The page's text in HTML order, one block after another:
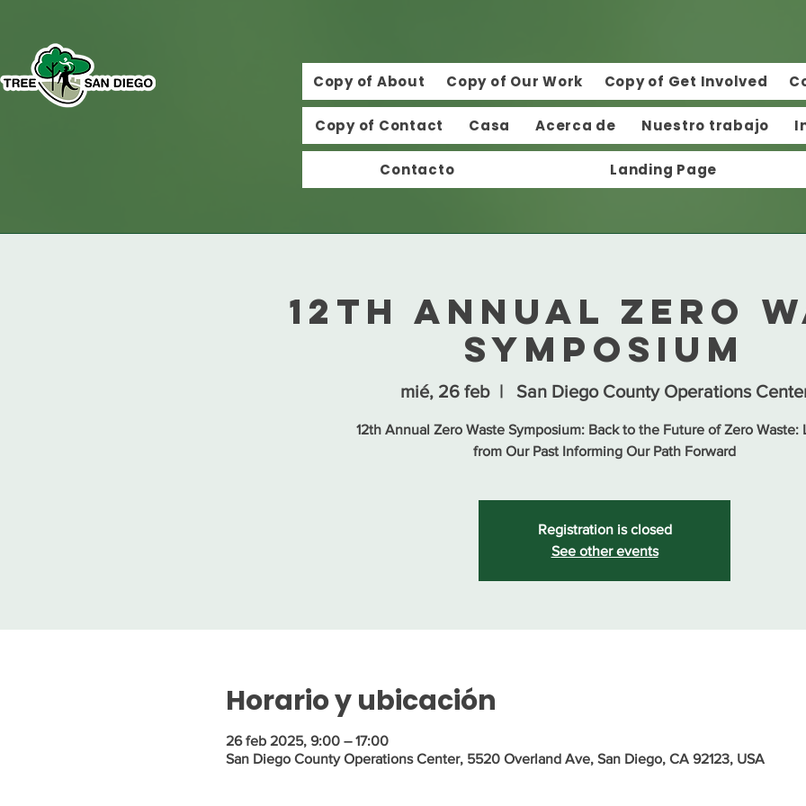
Copy of About Copy of Our Work Copy of Get Involved
Copy of Contact Casa Acerca de Nuestro trabajo
Contacto Landing Page
12th Annual Zero
Symposium
mié, 26 feb
  |
San Diego County Operations
12th Annual Zero Waste Symposium: Back to the Future of Zero Waste:
from Our Past Informing Our Path Forward
Registration is closed
See other events
Horario y ubicación
26 feb 2025, 9:00 – 17:00
San Diego County Operations Center, 5520 Overland Ave, San Diego, CA 92123, USA